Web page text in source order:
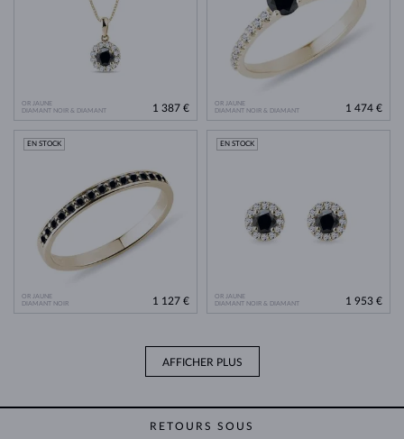
OR JAUNE
DIAMANT NOIR & DIAMANT
1 387 €
OR JAUNE
DIAMANT NOIR & DIAMANT
1 474 €
OR JAUNE
DIAMANT NOIR
EN STOCK
1 127 €
OR JAUNE
DIAMANT NOIR & DIAMANT
EN STOCK
1 953 €
AFFICHER PLUS
RETOURS SOUS